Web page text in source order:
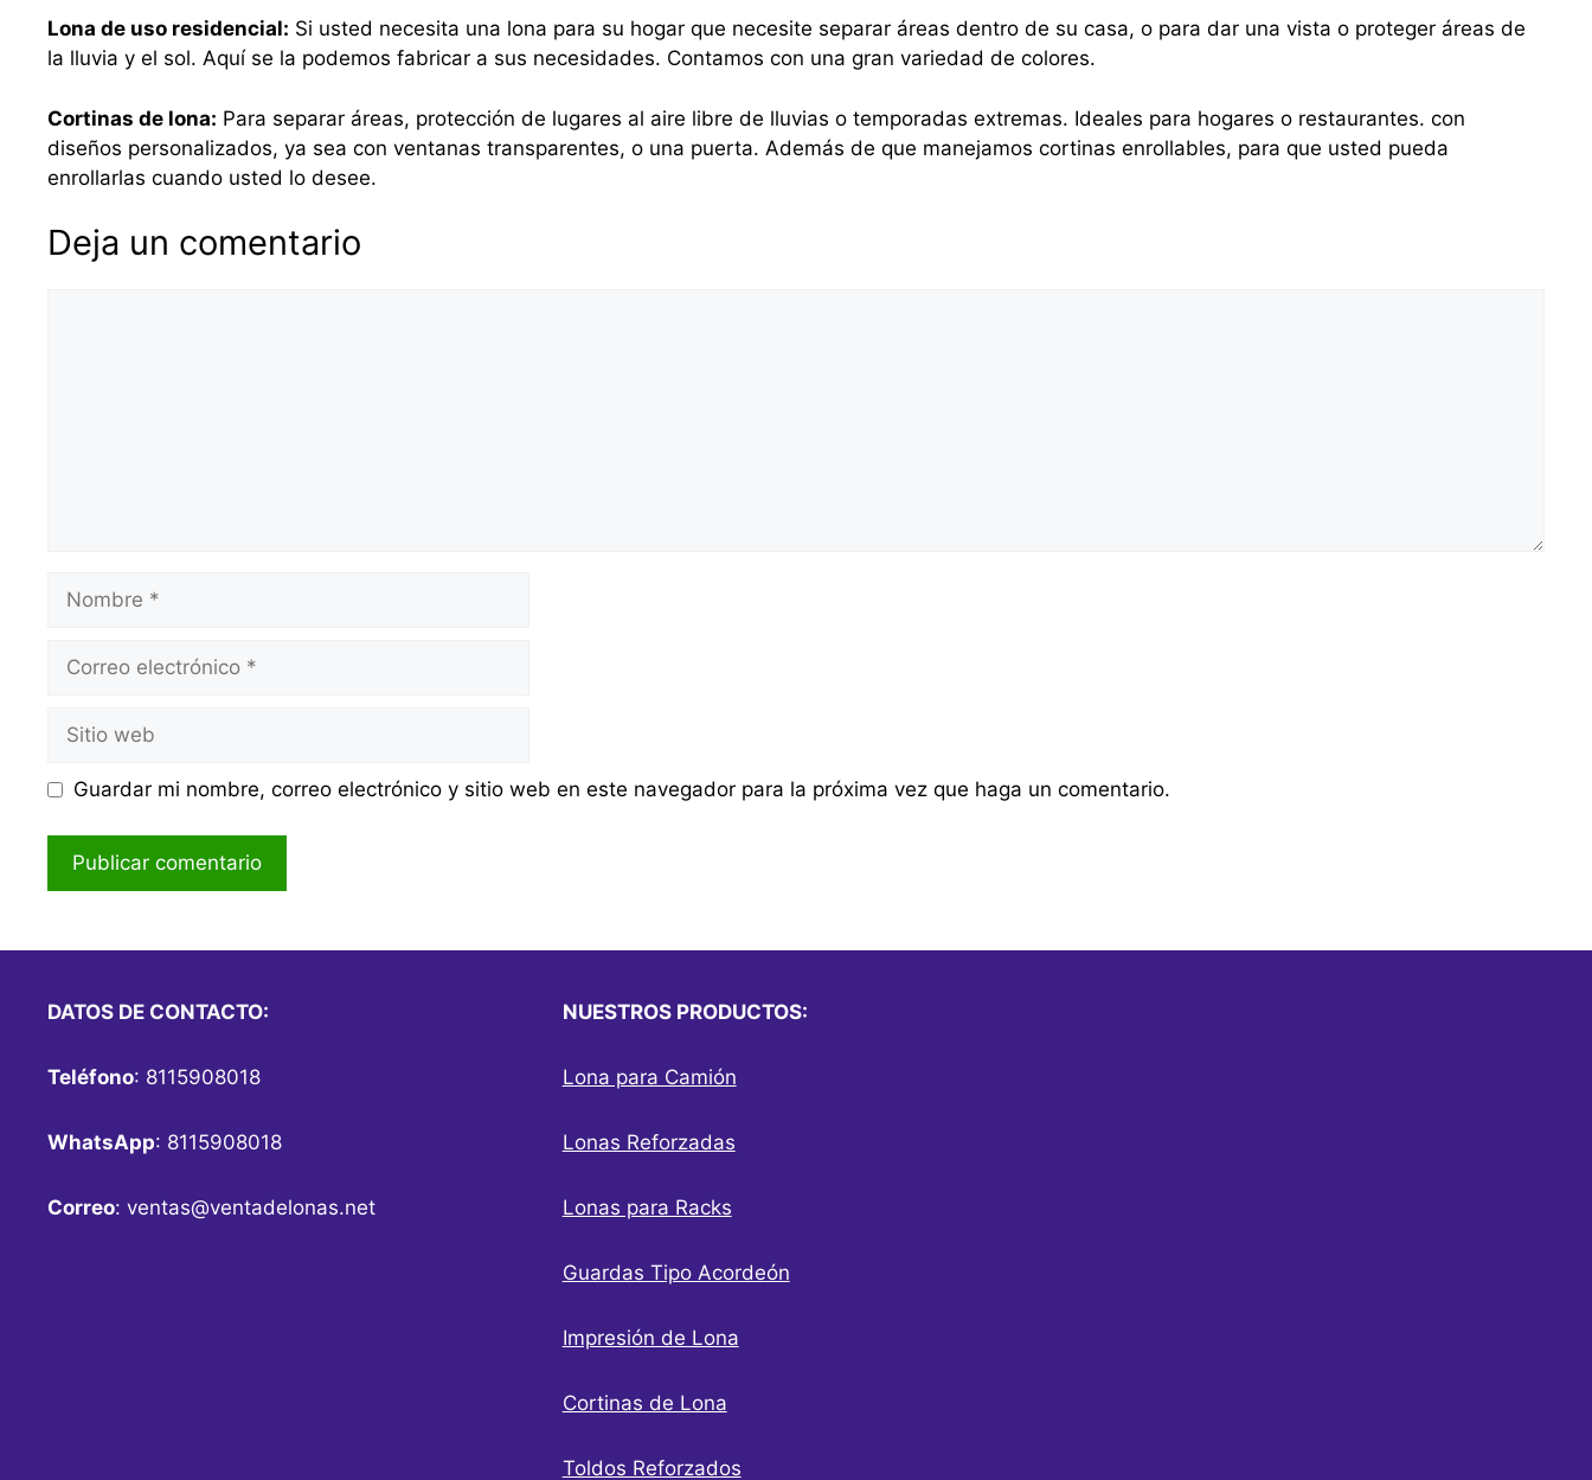
Lona de uso residencial: Si usted necesita una lona para su hogar que necesite separar áreas dentro de su casa, o para dar una vista o proteger áreas de
la lluvia y el sol. Aquí se la podemos fabricar a sus necesidades. Contamos con una gran variedad de colores.
Cortinas de lona: Para separar áreas, protección de lugares al aire libre de lluvias o temporadas extremas. Ideales para hogares o restaurantes. con
diseños personalizados, ya sea con ventanas transparentes, o una puerta. Además de que manejamos cortinas enrollables, para que usted pueda
enrollarlas cuando usted lo desee.
Deja un comentario
Nombre
Correo
Sitio
web
Guardar mi nombre, correo electrónico y sitio web en este navegador para la próxima vez que haga un comentario.
DATOS DE CONTACTO:
Teléfono: 8115908018
WhatsApp: 8115908018
Correo: ventas@ventadelonas.net
NUESTROS PRODUCTOS:
Lona para Camión
Lonas Reforzadas
Lonas para Racks
Guardas Tipo Acordeón
Impresión de Lona
Cortinas de Lona
Toldos Reforzados